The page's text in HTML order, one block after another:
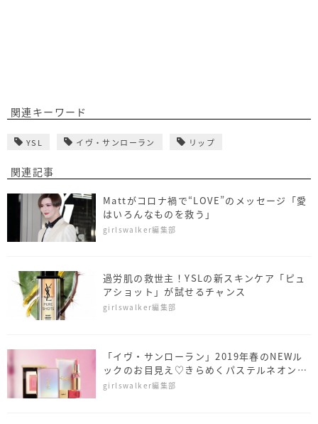
関連キーワード
YSL イヴ・サンローラン リップ
関連記事
Mattがコロナ禍で“LOVE”のメッセージ「愛
はいろんなものを救う」
girlswalker編集部
過労肌の救世主！YSLの新スキンケア「ピュ
アショット」が試せるチャンス
girlswalker編集部
「イヴ・サンローラン」2019年春のNEWル
ックのお目見え♡きらめくパステルネオンの
世界へようこそ
girlswalker編集部